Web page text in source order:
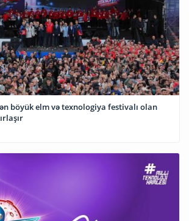
böyük elm və texnologiya festivalı olan